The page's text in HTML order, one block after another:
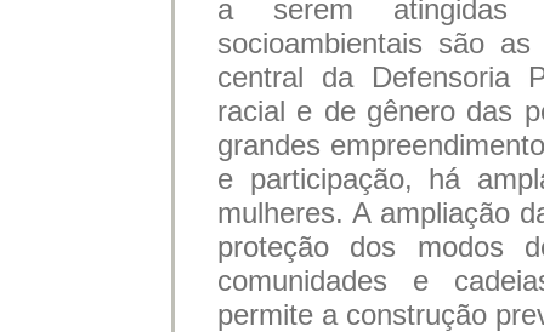
a serem atingidas
socioambientais são
central da Defensoria
racial e de gênero das
grandes
e participação, há
mulheres. A ampliação
proteção dos modos
comunidades e
permite a construção